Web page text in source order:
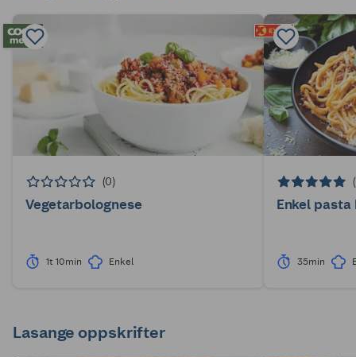
(0)
Vegetarbolognese
1t 10min Enkel
Enkel pasta
35min
Lasange oppskrifter